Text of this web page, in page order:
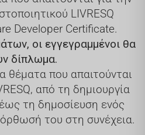
LIVRESQ
Developer Certificate.
οι εγγεγραμμένοι θα
δίπλωμα.
θέματα που απαιτούνται
από τη δημιουργία
τη δημοσίευση ενός
του στη συνέχεια.